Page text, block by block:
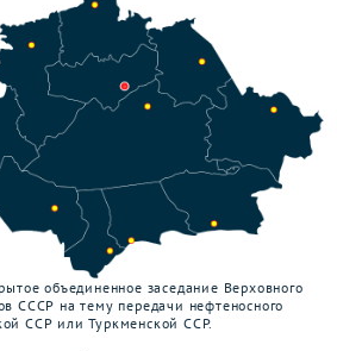
объединенное заседание Верховного
СССР на тему передачи нефтеносного
ССР или Туркменской ССР.